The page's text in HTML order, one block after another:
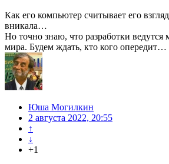
Как его компьютер считывает его
вникала…
Но точно знаю, что разработки
мира. Будем ждать, кто кого
Юша Могилкин
2 августа 2022, 20:55
↑
↓
+1